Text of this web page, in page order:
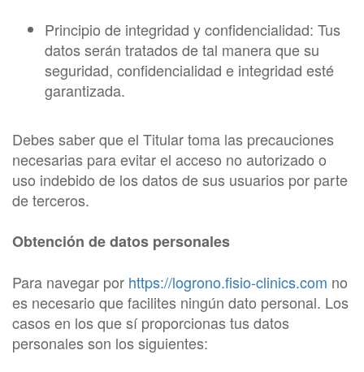
Principio de integridad y confidencialidad: Tus
datos serán tratados de tal manera que su
seguridad, confidencialidad e integridad esté
garantizada.
Debes saber que el Titular toma las precauciones
necesarias para evitar el acceso no autorizado o
uso indebido de los datos de sus usuarios por parte
de terceros.
Obtención de datos personales
Para navegar por https://logrono.fisio-clinics.com no
es necesario que facilites ningún dato personal. Los
casos en los que sí proporcionas tus datos
personales son los siguientes: